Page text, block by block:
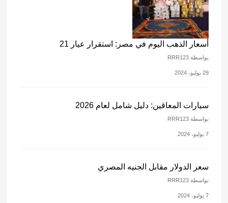
أسعار الذهب اليوم في مصر: استقرار عيار 21
بواسطة RRR123
29 يوليو، 2024
سيارات المعاقين: دليل شامل لعام 2026
بواسطة RRR123
7 يوليو، 2024
سعر الدولار مقابل الجنيه المصري
بواسطة RRR123
7 يوليو، 2024